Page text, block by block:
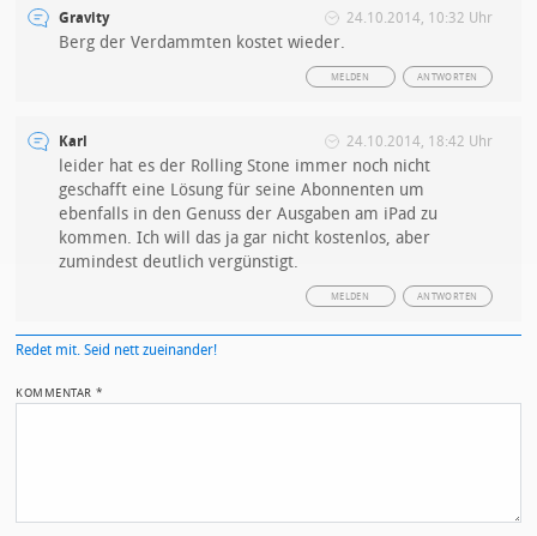
Gravity 24.10.2014, 10:32 Uhr
Berg der Verdammten kostet wieder.
ANTWORTEN
MELDEN
Karl 24.10.2014, 18:42 Uhr
leider hat es der Rolling Stone immer noch nicht
geschafft eine Lösung für seine Abonnenten um
ebenfalls in den Genuss der Ausgaben am iPad zu
kommen. Ich will das ja gar nicht kostenlos, aber
zumindest deutlich vergünstigt.
ANTWORTEN
MELDEN
Redet mit. Seid nett zueinander!
KOMMENTAR*